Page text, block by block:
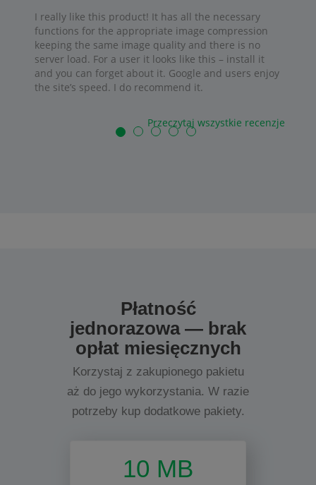
I really like this product! It has all the necessary
functions for the appropriate image compression
keeping the same image quality and there is no
server load. For a user it looks like this – install it
and you can forget about it. Google and users enjoy
the site’s speed. I do recommend it.
Przeczytaj wszystkie recenzje
Płatność
jednorazowa — brak
opłat miesięcznych
Korzystaj z zakupionego pakietu
aż do jego wykorzystania. W razie
potrzeby kup dodatkowe pakiety.
10 MB